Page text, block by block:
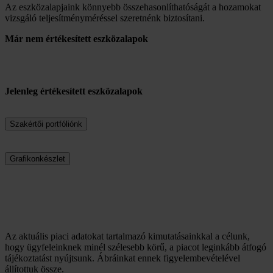
Az eszközalapjaink könnyebb összehasonlíthatóságát a hozamokat
vizsgáló teljesítményméréssel szeretnénk biztosítani.
Már nem értékesített eszközalapok
Jelenleg értékesített eszközalapok
Szakértői portfóliónk
Grafikonkészlet
Az aktuális piaci adatokat tartalmazó kimutatásainkkal a célunk,
hogy ügyfeleinknek minél szélesebb körű, a piacot leginkább átfogó
tájékoztatást nyújtsunk. Ábráinkat ennek figyelembevételével
állítottuk össze.